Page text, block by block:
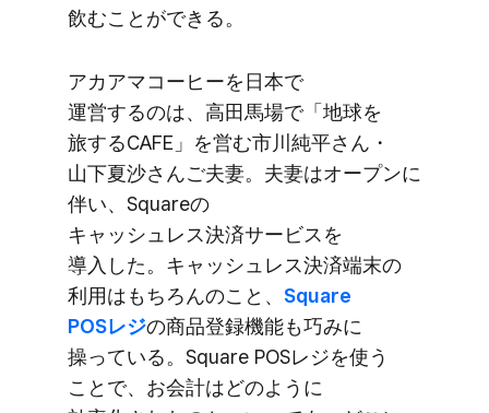
飲むことができる。
アカアマコーヒーを​日本で​
運営するのは、​高田馬場で​「地球を​
旅する​CAFE」を​営む市川純平さん・
山下夏沙さん​ご夫妻。​夫妻は​オープンに​
伴い、​Squareの​
キャッシュレス決済サービスを​
導入した。​キャッシュレス決済端末の​
利用は​もちろんの​こと、 ​Square
POSレジの​商品登録機能も​巧みに​
操っている。​Square POSレジを​使う​
ことで、​お会計は​どのように​